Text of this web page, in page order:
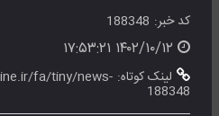
کد خبر: 188348
لینک کوتاه: fa/tiny/news-
188348